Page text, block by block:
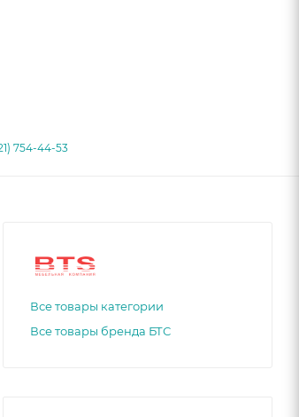
754-44-53
Все товары категории
Все товары бренда БТС